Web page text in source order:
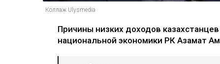
Коллаж Ulysmedia
Причины низких доходов
национальной экономики РК Азамат